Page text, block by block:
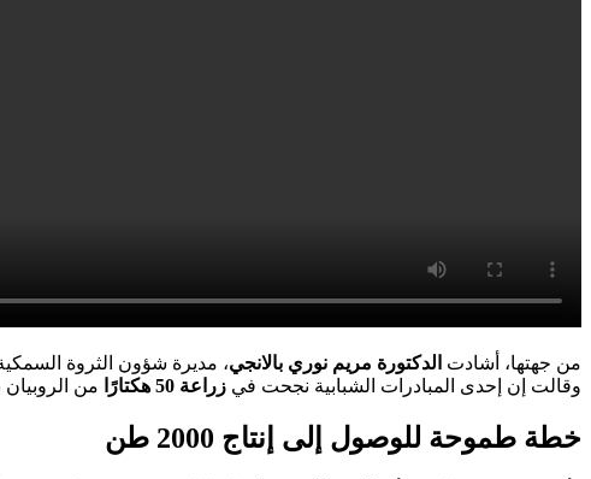
من جهتها، أشادت الدكتورة مریم نوري بالانجي، مديرة شؤون الثروة
وقالت إن إحدى المبادرات الشبابية نجحت في زراعة 50 هكتارًا من
خطة طموحة للوصول إلى إنتاج 2000 طن